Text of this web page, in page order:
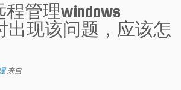
程管理windows
出现该问题，应该怎
来自